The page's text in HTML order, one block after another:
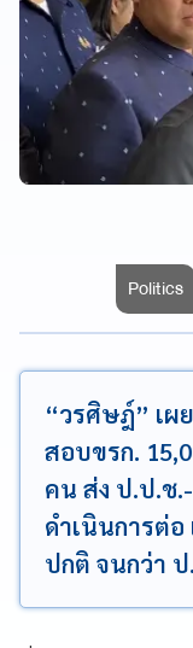
Politics
“วรศิษฎ์” เผ
สอบขรก.
คน ส่ง ป.ป.ช
ดำเนินการต่
ปกติ จนกว่า